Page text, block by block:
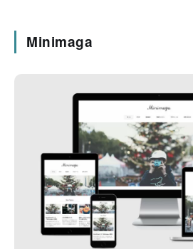
Minimaga